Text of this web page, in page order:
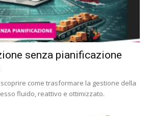
senza pianificazione
come trasformare la gestione della
fluido, reattivo e ottimizzato.